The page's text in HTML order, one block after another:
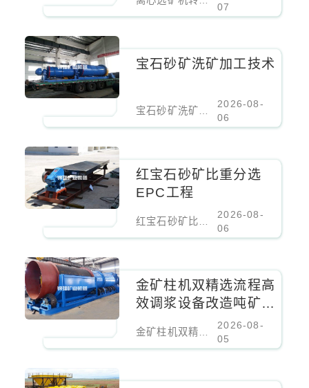
07
宝石砂矿洗矿加工技术
2026-08-
06
红宝石砂矿比重分选
EPC工程
2026-08-
06
金矿柱机双精选流程高
效调浆设备改造吨矿成
本降低百分之二十
2026-08-
05